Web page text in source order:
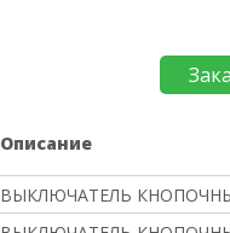
Описание
ВЫКЛЮЧАТЕЛЬ